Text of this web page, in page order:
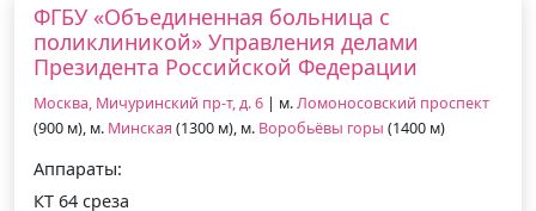
ФГБУ «Объединенная больница с
поликлиникой» Управления делами
Президента Российской Федерации
Москва, Мичуринский пр-т, д. 6 | м.Ломоносовский проспект
(900 м), м. Минская (1300 м), м. Воробьёвы горы (1400 м)
Аппараты:
КТ 64 среза